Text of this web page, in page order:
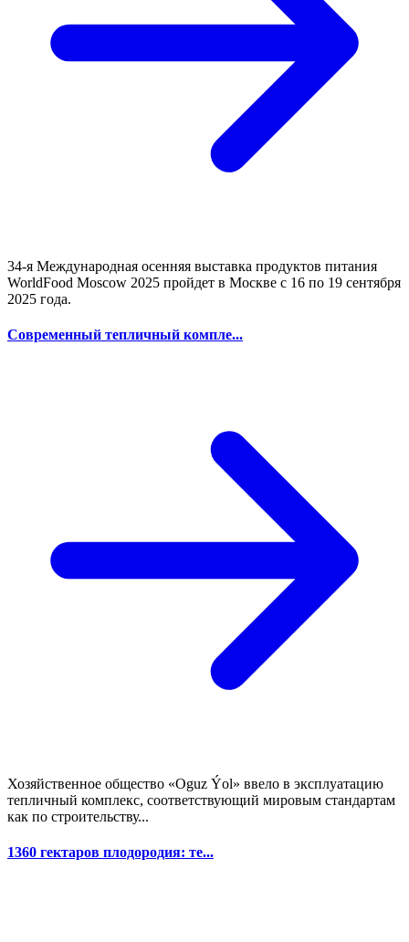
34-я Международная осенняя выставка продуктов питания
WorldFood Moscow 2025 пройдет в Москве с 16 по 19 сентября
2025 года.
Современный тепличный компле...
Хозяйственное общество «Oguz Ýol» ввело в эксплуатацию
тепличный комплекс, соответствующий мировым стандартам
как по строительству...
1360 гектаров плодородия: те...